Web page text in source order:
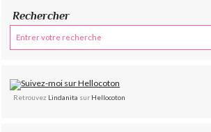
Rechercher
Retrouvez Lindanita sur Hellocoton